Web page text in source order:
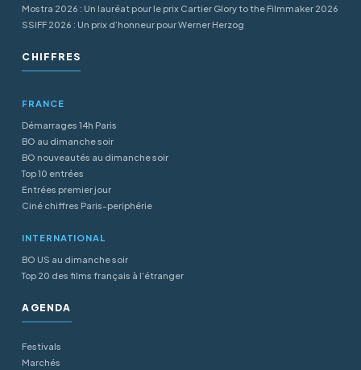
Mostra 2026 : Un lauréat pour le prix Cartier Glory to the Filmmaker 2026
SSIFF 2026 : Un prix d’honneur pour Werner Herzog
CHIFFRES
FRANCE
Démarrages 14h Paris
BO au dimanche soir
BO nouveautés au dimanche soir
Top 10 entrées
Entrées premier jour
Ciné chiffres Paris-periphérie
INTERNATIONAL
BO US au dimanche soir
Top 20 des films français à l’étranger
AGENDA
Festivals
Marchés